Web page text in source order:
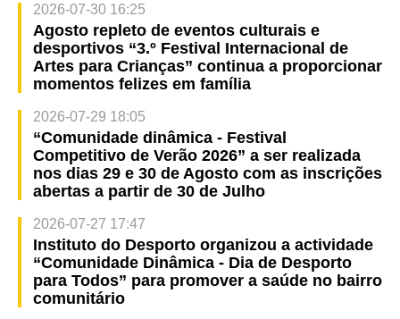
2026-07-30 16:25
Agosto repleto de eventos culturais e
desportivos “3.º Festival Internacional de
Artes para Crianças” continua a proporcionar
momentos felizes em família
2026-07-29 18:05
“Comunidade dinâmica - Festival
Competitivo de Verão 2026” a ser realizada
nos dias 29 e 30 de Agosto com as inscrições
abertas a partir de 30 de Julho
2026-07-27 17:47
Instituto do Desporto organizou a actividade
“Comunidade Dinâmica - Dia de Desporto
para Todos” para promover a saúde no bairro
comunitário